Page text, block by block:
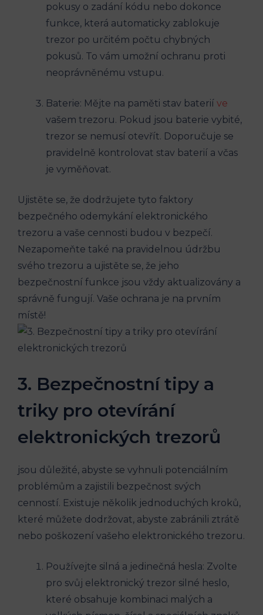
pokusy o zadání kódu nebo dokonce
funkce, která automaticky zablokuje
trezor po určitém počtu chybných
pokusů. To vám umožní ochranu proti
neoprávněnému vstupu.
Baterie: Mějte na paměti stav baterií ve
vašem trezoru. Pokud jsou baterie vybité,
trezor se nemusí otevřít. Doporučuje se
pravidelně kontrolovat stav baterií a včas
je vyměňovat.
Ujistěte se, že dodržujete tyto faktory
bezpečného odemykání elektronického
trezoru a vaše cennosti budou v bezpečí.
Nezapomeňte také na pravidelnou údržbu
svého trezoru a ujistěte se, že jeho
bezpečnostní funkce jsou vždy aktualizovány a
správně fungují. Vaše ochrana je na prvním
místě!
3. Bezpečnostní tipy a
triky pro otevírání
elektronických trezorů
jsou důležité, abyste se vyhnuli potenciálním
problémům a zajistili bezpečnost svých
cenností. Existuje několik jednoduchých kroků,
které můžete dodržovat, abyste zabránili ztrátě
nebo poškození vašeho elektronického trezoru.
Používejte silná a jedinečná hesla: Zvolte
pro svůj elektronický trezor silné heslo,
které obsahuje kombinaci malých a